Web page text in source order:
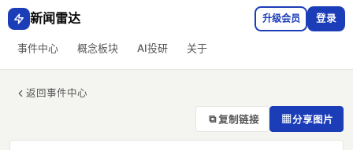
新闻雷达
事件中心 概念板块 AI投研 关于
升级会员 登录
返回事件中心
⧉ 复制链接 ▦分享图片